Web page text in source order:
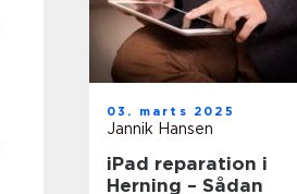
03. marts 2025
Jannik Hansen
iPad reparation i
Herning – Sådan